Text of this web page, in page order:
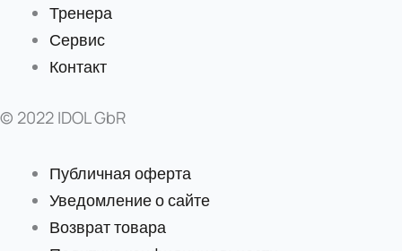
Тренера
Сервис
Контакт
© 2022 IDOL GbR
Публичная оферта
Уведомление о сайте
Возврат товара